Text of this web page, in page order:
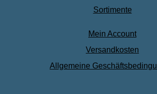
Sortimente
Mein Account
Versandkosten
Allgemeine